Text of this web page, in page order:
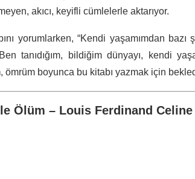
akıcı, keyifli cümlelerle aktarıyor.
yorumlarken, “Kendi yaşamımdan
tanıdığım, bildiğim dünyayı, kendi
ömrüm boyunca bu kitabı yazmak için
Ölüm – Louis Ferdinand Celine